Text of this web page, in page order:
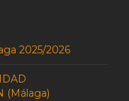
2025/2026
(Málaga)